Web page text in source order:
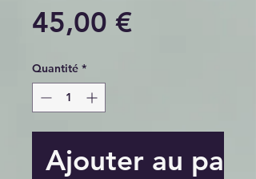
45,00 €Prix
Quantité *
Ajouter au